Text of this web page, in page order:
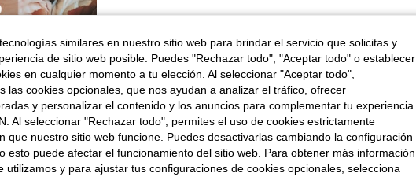
similares en nuestro sitio web para brindar el servicio que solicitas y
de sitio web posible. Puedes "Rechazar todo", "Aceptar todo" o establecer
en cualquier momento a tu elección. Al seleccionar "Aceptar todo",
las cookies opcionales, que nos ayudan a analizar el tráfico, ofrecer
y personalizar el contenido y los anuncios para complementar tu experiencia
Al seleccionar "Rechazar todo", permites el uso de cookies estrictamente
que nuestro sitio web funcione. Puedes desactivarlas cambiando la configuración
esto puede afectar el funcionamiento del sitio web. Para obtener más información
utilizamos y para ajustar tus configuraciones de cookies opcionales, selecciona